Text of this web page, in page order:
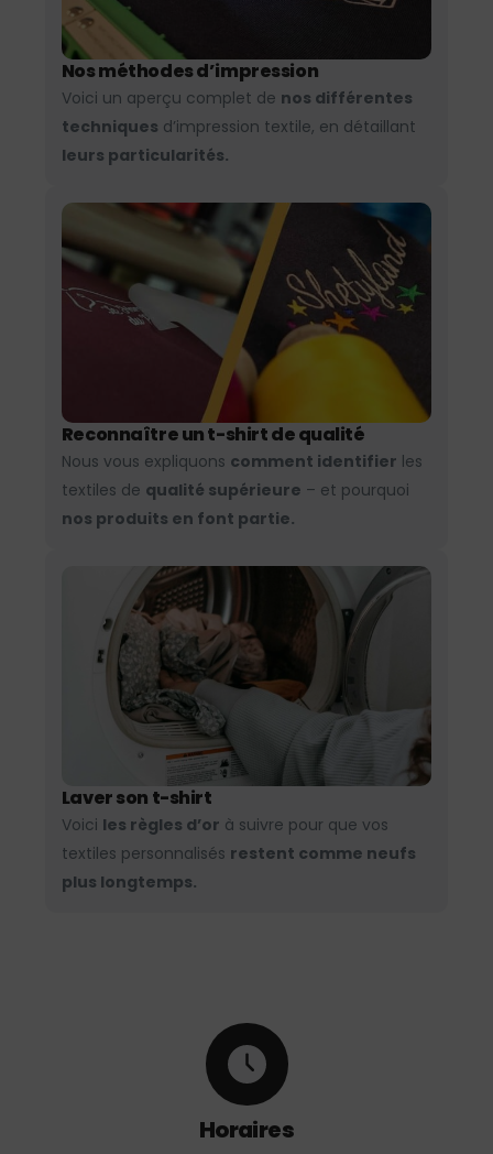
Nos méthodes d’impression
Voici un aperçu complet de nos différentes
techniques d’impression textile, en détaillant
leurs particularités.
Reconnaître un t-shirt de qualité
Nous vous expliquons comment identifier les
textiles de qualité supérieure – et pourquoi
nos produits en font partie.
Laver son t-shirt
Voici les règles d’or à suivre pour que vos
textiles personnalisés restent comme neufs
plus longtemps.
Horaires